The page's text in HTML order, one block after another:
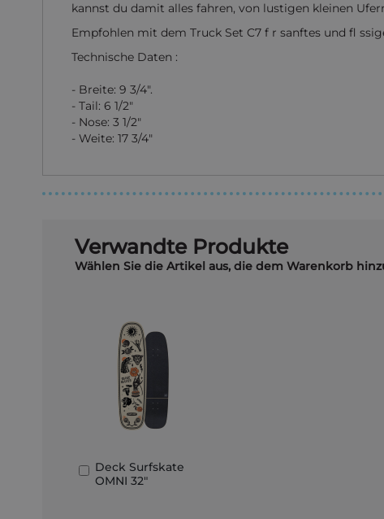
kannst du damit alles fahren, von lustigen kleinen
Empfohlen mit dem Truck Set C7 f r sanftes und fl
Technische Daten :
- Breite: 9 3/4".
- Tail: 6 1/2"
- Nose: 3 1/2"
- Weite: 17 3/4"
Verwandte Produkte
Wählen Sie die Artikel aus, die dem Warenkorb
Deck Surfskate
OMNI 32"
In
den